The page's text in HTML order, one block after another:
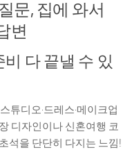
문, 집에 와서
변
다 끝낼 수 있
튜디오·드레스·메이크업
디자인이나 신혼여행 코
석을 단단히 다지는 느낌!